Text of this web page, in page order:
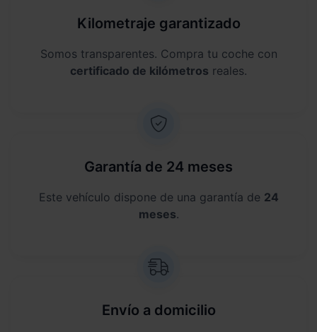
Kilometraje garantizado
Somos transparentes. Compra tu coche con
certificado de kilómetros reales.
Garantía de 24 meses
Este vehículo dispone de una garantía de 24
meses.
Envío a domicilio